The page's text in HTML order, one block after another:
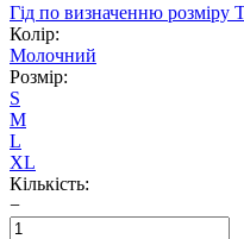
Гід по визначенню розміру
Колір:
Молочний
Розмір:
S
M
L
XL
Кількість:
−